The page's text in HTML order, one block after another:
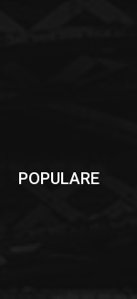
POPULARE